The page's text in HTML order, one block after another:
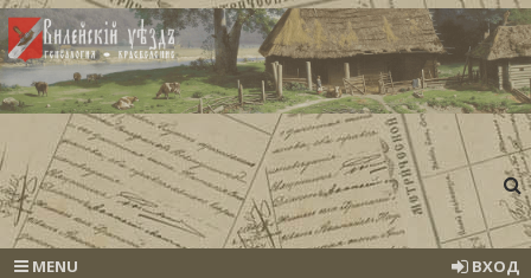
MENU ВХОД